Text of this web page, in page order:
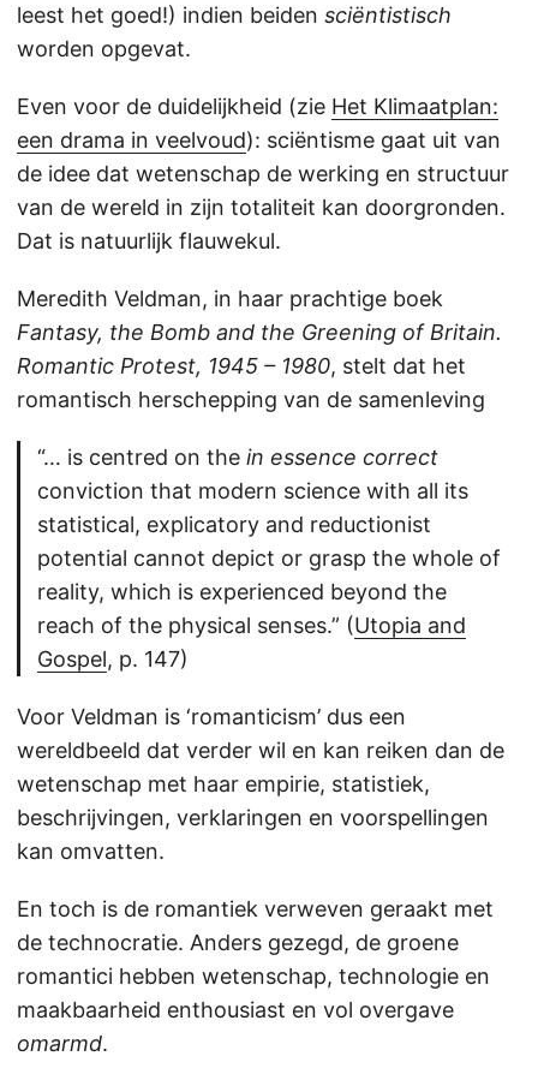
leest het goed!) indien beiden sciëntistisch
worden opgevat.
Even voor de duidelijkheid (zie Het Klimaatplan:
een drama in veelvoud): sciëntisme gaat uit van
de idee dat wetenschap de werking en structuur
van de wereld in zijn totaliteit kan doorgronden.
Dat is natuurlijk flauwekul.
Meredith Veldman, in haar prachtige boek
Fantasy, the Bomb and the Greening of Britain.
Romantic Protest, 1945 – 1980, stelt dat het
romantisch herschepping van de samenleving
“… is centred on the in essence correct
conviction that modern science with all its
statistical, explicatory and reductionist
potential cannot depict or grasp the whole of
reality, which is experienced beyond the
reach of the physical senses.” (Utopia and
Gospel, p. 147)
Voor Veldman is ‘romanticism’ dus een
wereldbeeld dat verder wil en kan reiken dan de
wetenschap met haar empirie, statistiek,
beschrijvingen, verklaringen en voorspellingen
kan omvatten.
En toch is de romantiek verweven geraakt met
de technocratie. Anders gezegd, de groene
romantici hebben wetenschap, technologie en
maakbaarheid enthousiast en vol overgave
omarmd.